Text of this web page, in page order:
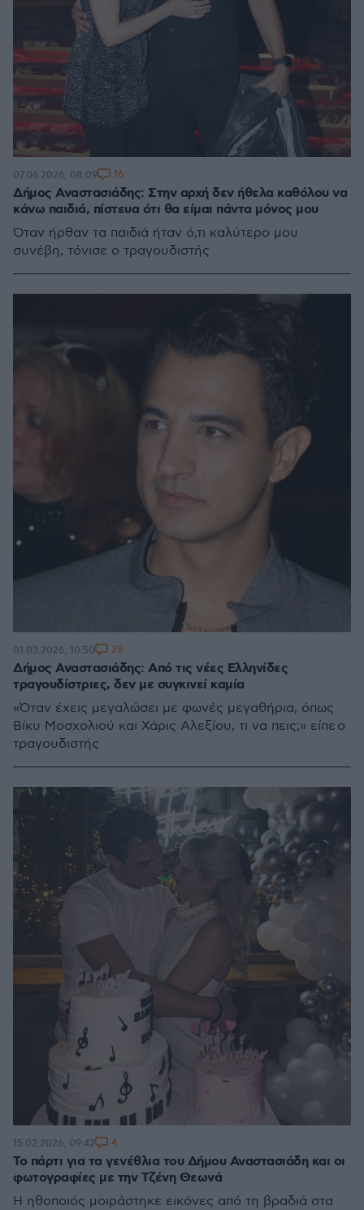
Δήμος Αναστασιάδης: Στην αρχή δεν ήθελα καθόλου να
κάνω παιδιά, πίστευα ότι θα είμαι πάντα μόνος μου
Όταν ήρθαν τα παιδιά ήταν ό,τι καλύτερο μου
συνέβη, τόνισε ο τραγουδιστής
07.06.2026, 08:09 16
Δήμος Αναστασιάδης: Από τις νέες Ελληνίδες
τραγουδίστριες, δεν με συγκινεί καμία
«Όταν έχεις μεγαλώσει με φωνές μεγαθήρια, όπως
Βίκυ Μοσχολιού και Χάρις Αλεξίου, τι να πεις;» είπε ο
τραγουδιστής
01.03.2026, 10:50 28
Το πάρτι για τα γενέθλια του Δήμου Αναστασιάδη και οι
φωτογραφίες με την Τζένη Θεωνά
Η ηθοποιός μοιράστηκε εικόνες από τη βραδιά στα
15.02.2026, 09:42 4